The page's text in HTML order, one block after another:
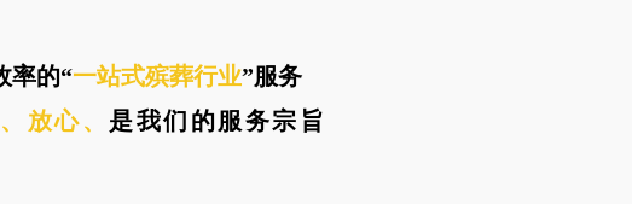
率的“一站式殡葬行业”服务
放心、 是我们的服务宗旨